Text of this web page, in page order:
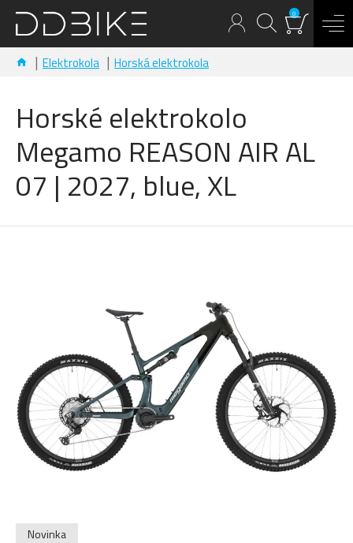
0
Elektrokola Horská elektrokola
Horské elektrokolo
Megamo REASON AIR AL
07 | 2027, blue, XL
Novinka